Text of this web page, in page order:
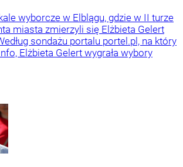
wyborcze w Elblągu, gdzie w II turze
miasta zmierzyli się Elżbieta Gelert
sondażu portalu portel.pl, na który
Elżbieta Gelert wygrała wybory